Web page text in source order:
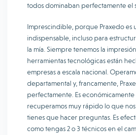
todos dominaban perfectamente el
Imprescindible, porque Praxedo es
indispensable, incluso para
la mía. Siempre tenemos la
herramientas tecnológicas están
empresas a escala nacional.
departamental y, francamente,
perfectamente. Es
recuperamos muy rápido lo que nos
tienes que hacer preguntas. Es
como tengas 2 o 3 técnicos en el